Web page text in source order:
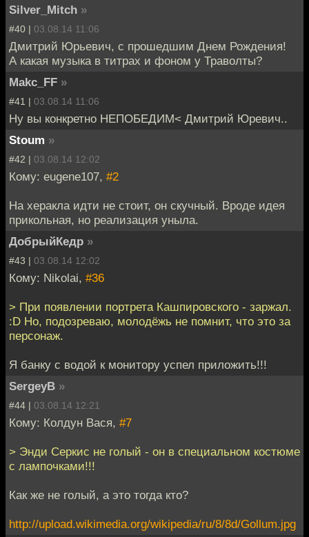
Silver_Mitch »
#40 | 03.08.14 11:06
Дмитрий Юрьевич, с прошедшим Днем Рождения!
А какая музыка в титрах и фоном у Траволты?
Makc_FF »
#41 | 03.08.14 11:06
Ну вы конкретно НЕПОБЕДИМ< Дмитрий Юревич..
Stoum »
#42 | 03.08.14 12:02
Кому: eugene107, #2
На херакла идти не стоит, он скучный. Вроде идея
прикольная, но реализация уныла.
ДобрыйКедр »
#43 | 03.08.14 12:02
Кому: Nikolai, #36
> При появлении портрета Кашпировского - заржал.
:D Но, подозреваю, молодёжь не помнит, что это за
персонаж.
Я банку с водой к монитору успел приложить!!!
SergeyB »
#44 | 03.08.14 12:21
Кому: Колдун Вася, #7
> Энди Серкис не голый - он в специальном костюме
с лампочками!!!
Как же не голый, а это тогда кто?
http://upload.wikimedia.org/wikipedia/ru/8/8d/Gollum.jpg